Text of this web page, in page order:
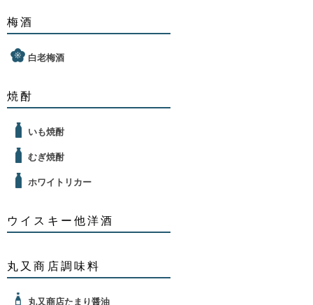
梅酒
白老梅酒
焼酎
いも焼酎
むぎ焼酎
ホワイトリカー
ウイスキー他洋酒
丸又商店調味料
丸又商店たまり醤油